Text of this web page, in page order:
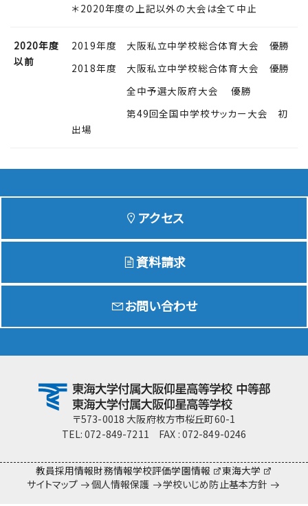
＊2020年度の上記以外の大会は全て中止
2020年度
以前
2019年度 大阪私立中学校総合体育大会 優勝
2018年度 大阪私立中学校総合体育大会 優勝
2018年度全中予選大阪府大会 優勝
2018年度第49回全国中学校サッカー大会 初
出場
アクセス
資料請求
お問い合わせ
〒573-0018 大阪府枚方市桜丘町60-1
TEL: 072-849-7211 FAX : 072-849-0246
教員採用情報財務情報学校評価学園情報
東海大学
サイトマップ
個人情報保護 学校いじめ防止基本方針